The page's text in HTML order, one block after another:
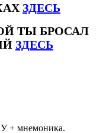
ЗДЕСЬ
ТЫ БРОСАЛ
ЗДЕСЬ
+ мнемоника.